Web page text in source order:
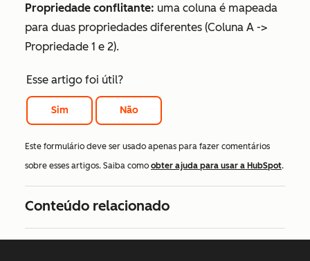
Propriedade conflitante: uma coluna é mapeada
para duas propriedades diferentes (Coluna A ->
Propriedade 1 e 2).
Esse artigo foi útil?
Sim Não
Este formulário deve ser usado apenas para fazer comentários
sobre esses artigos. Saiba como obter ajuda para usar a HubSpot.
Conteúdo relacionado